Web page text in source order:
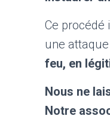
Ce procédé
une
feu, en
Nous ne
Notre